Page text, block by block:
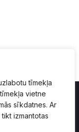
tīmekļa
vietne
sīkdatnes. Ar
izmantotas
Lapas karte